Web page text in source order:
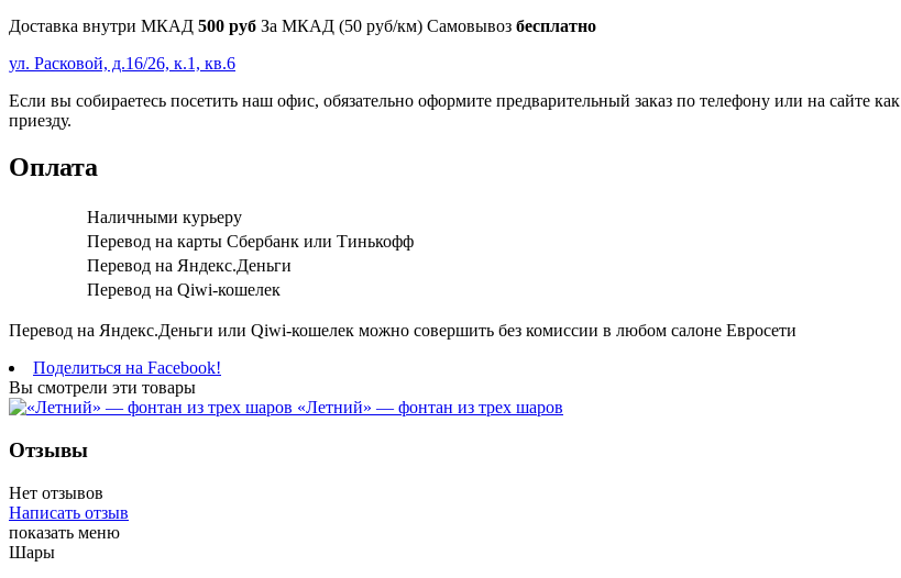
Доставка внутри МКАД 500 руб За МКАД (50 руб/км) Самовывоз бесплатно
ул. Расковой, д.16/26, к.1, кв.6
Если вы собираетесь посетить наш офис, обязательно оформите предварительный заказ по телефону или на сайте
приезду.
Оплата
Наличными курьеру
Перевод на карты Сбербанк или Тинькофф
Перевод на Яндекс.Деньги
Перевод на Qiwi-кошелек
Перевод на Яндекс.Деньги или Qiwi-кошелек можно совершить без комиссии в любом салоне Евросети
Поделиться на Facebook!
Вы смотрели эти товары
«Летний» — фонтан из трех шаров
Отзывы
Нет отзывов
Написать отзыв
показать меню
Шары